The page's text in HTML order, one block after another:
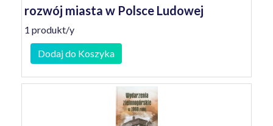
rozwój miasta w Polsce Ludowej
1 produkt/y
Dodaj do Koszyka